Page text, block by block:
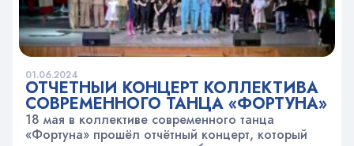
01.06.2024
ОТЧЕТНЫЙ КОНЦЕРТ КОЛЛЕКТИВА
СОВРЕМЕННОГО ТАНЦА «ФОРТУНА»
18 мая в коллективе современного танца
«Фортуна» прошёл отчётный концерт, который